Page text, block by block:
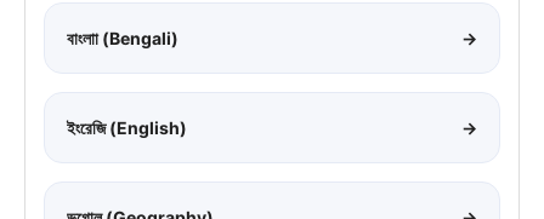
বাংলাা (Bengali) →
ইংরেজি (English) →